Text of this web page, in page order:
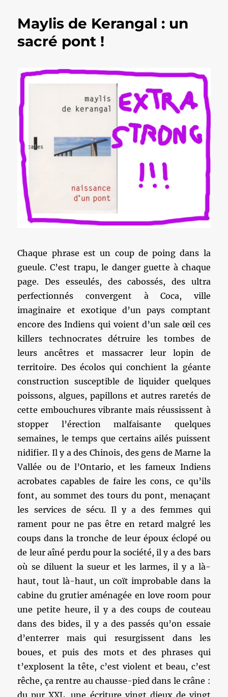
Maylis de Kerangal : un
sacré pont !
Chaque phrase est un coup de poing dans la
gueule. C’est trapu, le danger guette à chaque
page. Des esseulés, des cabossés, des ultra
perfectionnés convergent à Coca, ville
imaginaire et exotique d’un pays comptant
encore des Indiens qui voient d’un sale œil ces
killers technocrates détruire les tombes de
leurs ancêtres et massacrer leur lopin de
territoire. Des écolos qui conchient la géante
construction susceptible de liquider quelques
poissons, algues, papillons et autres raretés de
cette embouchures vibrante mais réussissent à
stopper l’érection malfaisante quelques
semaines, le temps que certains ailés puissent
nidifier. Il y a des Chinois, des gens de Marne la
Vallée ou de l’Ontario, et les fameux Indiens
acrobates capables de faire les cons, ce qu’ils
font, au sommet des tours du pont, menaçant
les services de sécu. Il y a des femmes qui
rament pour ne pas être en retard malgré les
coups dans la tronche de leur époux éclopé ou
de leur aîné perdu pour la société, il y a des bars
où se diluent la sueur et les larmes, il y a là-
haut, tout là-haut, un coït improbable dans la
cabine du grutier aménagée en love room pour
une petite heure, il y a des coups de couteau
dans des bides, il y a des passés qu’on essaie
d’enterrer mais qui resurgissent dans les
boues, et puis des mots et des phrases qui
t’explosent la tête, c’est violent et beau, c’est
rêche, ça rentre au chausse-pied dans le crâne :
du pur XXL, une écriture vingt dieux de vingt